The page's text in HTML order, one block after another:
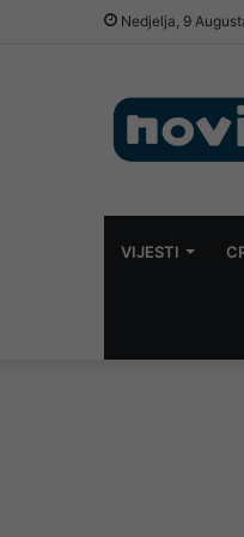
Nedjelja, 9
VIJESTI